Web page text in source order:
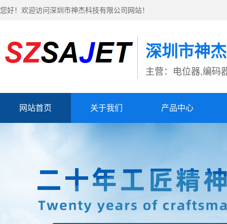
您好！欢迎访问深圳市神杰科技有限公司网站！
深圳市神
主营：电位器,编码
网站首页 关于我们 产品中心